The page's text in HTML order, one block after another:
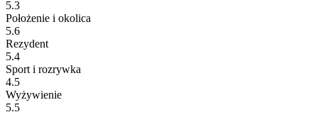
5.3
Położenie i okolica
5.6
Rezydent
5.4
Sport i rozrywka
4.5
Wyżywienie
5.5